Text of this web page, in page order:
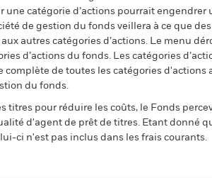
une catégorie d’actions pourrait
de gestion du fonds veillera à ce que
autres catégories d’actions. Le menu
d’actions du fonds. Les catégories
de toutes les catégories
du fonds.
titres pour réduire les coûts, le Fonds
d'agent de prêt de titres. Etant donné
ci n'est pas inclus dans les frais courants.